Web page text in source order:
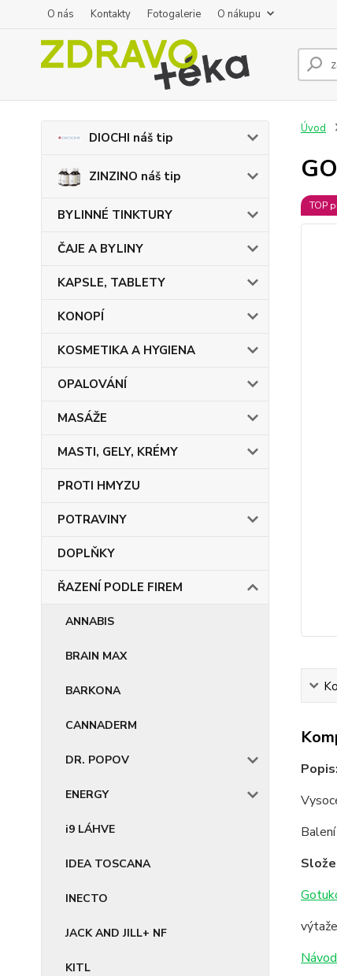
O nás Kontakty Fotogalerie O nákupu
DIOCHI náš tip
ZINZINO náš tip
BYLINNÉ TINKTURY
ČAJE A BYLINY
KAPSLE, TABLETY
KONOPÍ
KOSMETIKA A HYGIENA
OPALOVÁNÍ
MASÁŽE
MASTI, GELY, KRÉMY
PROTI HMYZU
POTRAVINY
DOPLŇKY
ŘAZENÍ PODLE FIREM
ANNABIS
BRAIN MAX
BARKONA
CANNADERM
DR. POPOV
ENERGY
i9 LÁHVE
IDEA TOSCANA
INECTO
JACK AND JILL+ NF
KITL
Úvod
TOP
Popis: